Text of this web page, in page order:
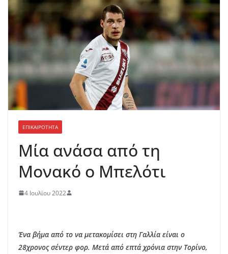
ΕΠΙΚΑΙΡΟΤΗΤΑ
Μία ανάσα από τη
Μονακό ο Μπελότι
4 Ιουλίου 2022
Ένα βήμα από το να μετακομίσει στη Γαλλία είναι ο
28χρονος σέντερ φορ. Μετά από επτά χρόνια στην Τορίνο,